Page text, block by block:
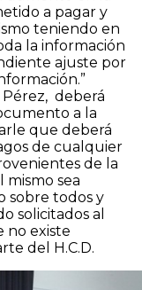
a pagar y
teniendo en
la información
ajuste por
deberá
a la
que deberá
de cualquier
de la
sea
sobre todos y
solicitados al
no existe
del H.C.D.